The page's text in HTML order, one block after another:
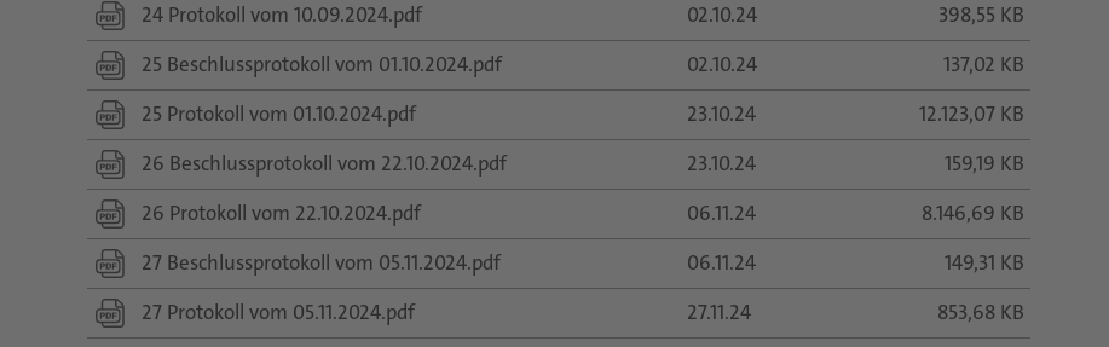
24 Protokoll vom 10.09.2024.pdf
02.10.24
398,55 KB
25 Beschlussprotokoll vom 01.10.2024.pdf
02.10.24
137,02 KB
25 Protokoll vom 01.10.2024.pdf
23.10.24
12.123,07 KB
26 Beschlussprotokoll vom 22.10.2024.pdf
23.10.24
159,19 KB
26 Protokoll vom 22.10.2024.pdf
06.11.24
8.146,69 KB
27 Beschlussprotokoll vom 05.11.2024.pdf
06.11.24
149,31 KB
27 Protokoll vom 05.11.2024.pdf
27.11.24
853,68 KB